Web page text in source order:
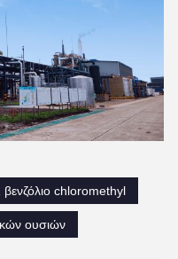
βενζόλιο chloromethyl
ουσιών